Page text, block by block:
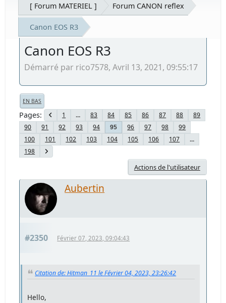
[ Forum MATERIEL ] Forum CANON reflex
Canon EOS R3
Canon EOS R3
Démarré par rico7578, Avril 13, 2021, 09:55:17
EN BAS
Pages 1 ... 83 84 85 86 87 88
89
90
91 92 93 94 95 96 97 98
99
100
101 102 103 104 105 106 107
...
198
Actions de l'utilisateur
Aubertin
#2350 Février 07, 2023, 09:04:43
Citation de: Hitman_11 le Février 04, 2023, 23:26:42
Hello,